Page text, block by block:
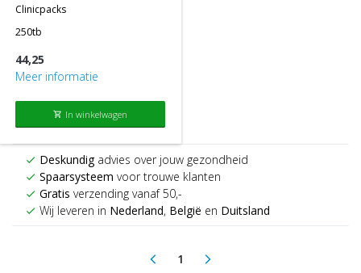
clinicpacks
250tb
44,25
Meer informatie
shopping_cart In winkelwagen
check Deskundigadvies over jouw gezondheid
check Spaarsysteem voor trouwe klanten
check Gratis verzending vanaf 50,-
check Wij leveren in Nederland, België en Duitsland
arrow_back_ios 1(current)
arrow_forward_ios